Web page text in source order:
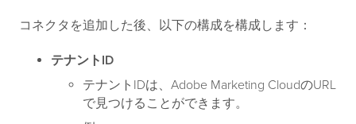
コネクタを追加した後、以下の構成を構成します：
テナントID
テナントIDは、Adobe Marketing CloudのURL
で見つけることができます。